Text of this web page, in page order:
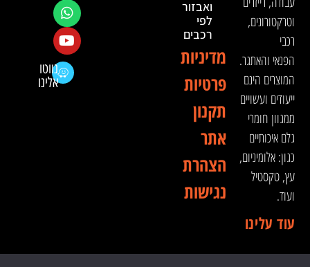
וטרקטורונים,
רכבי
הפנאי והאתגר.
המוצרים הינם
ייעודים ועשויים
ממגוון חומרי
גלם איכותיים
כגון: אלומיניום,
עץ, טקסטיל
ועוד.
עוד עלינו
ואבזור
לפי
רכבים
מדיניות
פרטיות
תקנון
אתר
הצהרת
נגישות
נווטו
אלינו